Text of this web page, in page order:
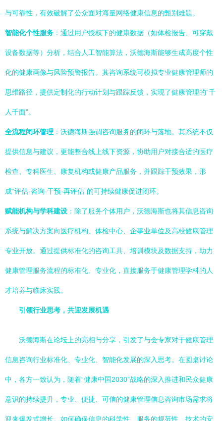
与可靠性，有效破解了公众面对海量网络健康信息的甄别难题。
智能化个性服务 ：通过用户授权下的健康数据（如体检报告、可穿戴
设备数据等）分析，结合人工智能算法，沃德海斯能够生成高度个性
化的健康画像与风险预警报告。其咨询系统可模拟专业健康管理师的
思维路径，提供定制化的行动计划与跟踪反馈，实现了健康管理的“千
人千面”。
全流程闭环管理 ：沃德海斯强调咨询服务的闭环与落地。其系统不仅
提供信息与建议，更能整合线上线下资源，协助用户对接合适的医疗
检查、专科医生、康复机构或健康产品服务，并跟踪干预效果，形
成“评估-咨询-干预-再评估”的可持续健康促进闭环。
赋能机构与学科建设 ：除了服务个体用户，沃德海斯也将其信息咨询
系统与解决方案向医疗机构、体检中心、企事业单位及高校健康管理
专业开放。通过提供标准化的咨询工具、培训模块及数据支持，助力
健康管理服务流程的标准化、专业化，直接服务于健康管理学科的人
才培养与临床实践。
引领行业思考，共迎发展机遇
沃德海斯在论坛上的亮相与分享，引发了与会专家对于健康管理
信息咨询行业标准化、专业化、智能化发展的深入思考。在圆桌讨论
中，各方一致认为，随着“健康中国2030”战略的深入推进和民众健康
意识的持续提升，专业、便捷、可信的健康管理信息咨询市场需求将
迎来爆发式增长。如何确保信息的科学性、服务的规范性、技术的安